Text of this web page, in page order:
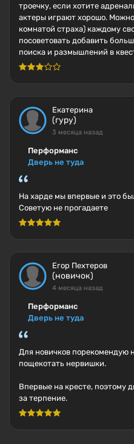
троечку, если хотите
актеры играют хорошо.
комнатой страха) каждому
посоветовать добавить
поиска и размышлений в
Екатерина
(гуру)
3 месяца назад
Перформанс
Дверь не туда
На харде мы впервые и это
Советую не прогадаете
Егор Пехтеров
(новичок)
4 месяца назад
Перформанс
Дверь не туда
Для новичков порекомендую
пощекотать нервишки.
Впервые на кресте, поэтому
за терпение.